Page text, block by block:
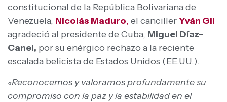
constitucional de la República Bolivariana de
Venezuela, Nicolás Maduro, el cancillerYván Gil
agradeció al presidente de Cuba, Miguel Díaz-
Canel, por su enérgico rechazo a la reciente
escalada belicista de Estados Unidos (EE.UU.).
«Reconocemos y valoramos profundamente su
compromiso con la paz y la estabilidad en el